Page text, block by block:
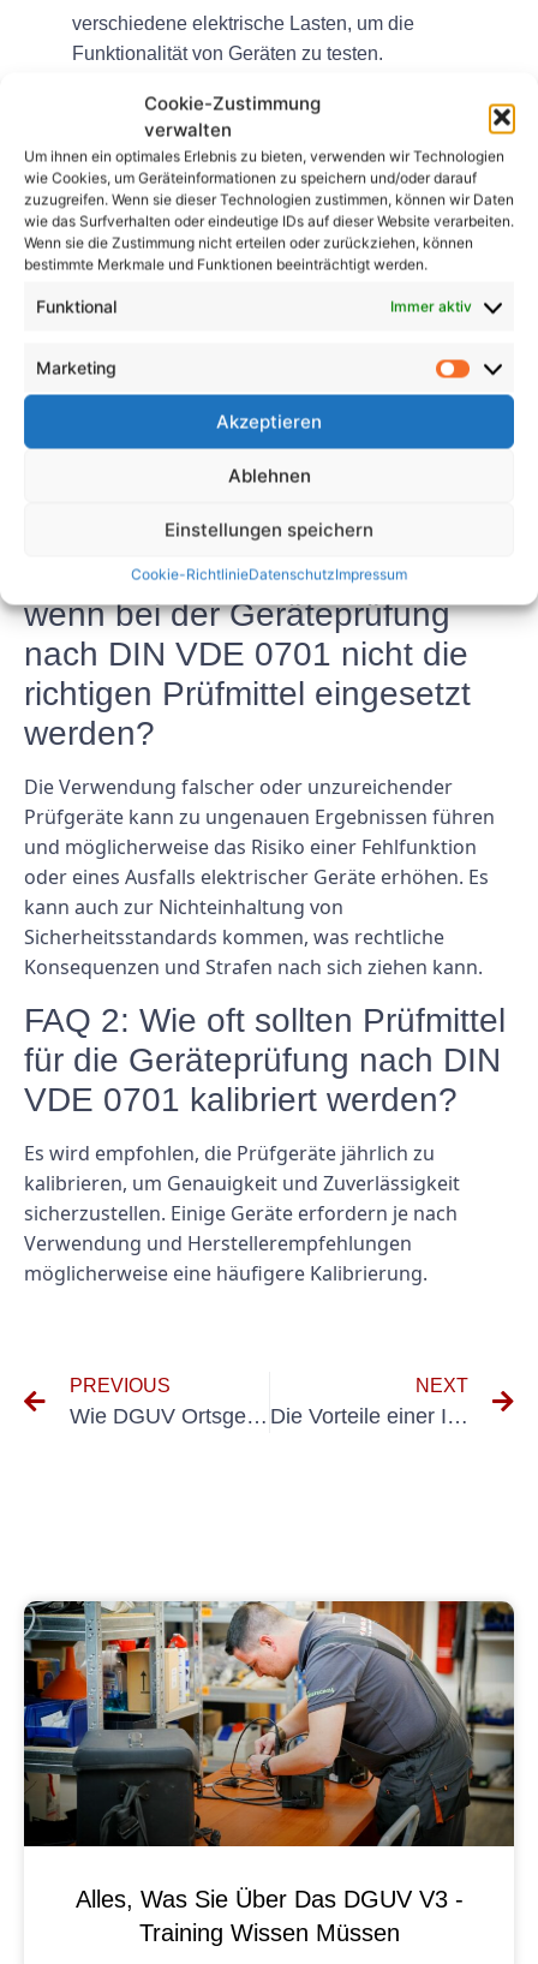
Cookie-Zustimmung
verwalten
Um ihnen ein optimales Erlebnis zu bieten, verwenden wir Technologien
wie Cookies, um Geräteinformationen zu speichern und/oder darauf
zuzugreifen. Wenn sie dieser Technologien zustimmen, können wir Daten
wie das Surfverhalten oder eindeutige IDs auf dieser Website verarbeiten.
Wenn sie die Zustimmung nicht erteilen oder zurückziehen, können
bestimmte Merkmale und Funktionen beeinträchtigt werden.
Funktional Immer aktiv
Marketing
Akzeptieren
Ablehnen
Einstellungen speichern
Cookie-RichtlinieDatenschutzImpressum
verschiedene elektrische Lasten, um die
Funktionalität von Geräten zu testen.
Testen tragbarer elektrischer Geräte auf Sicherheit
und Konformität verwendet.
Abschluss
Die Auswahl der richtigen Prüfgeräte für die
Geräteprüfung nach DIN VDE 0701 ist entscheidend
für die Gewährleistung der Sicherheit und
Berücksichtigung von Faktoren wie Genauigkeit,
Konformität, Funktionalität, Portabilität und
Benutzerfreundlichkeit können Sie die richtige
Ausrüstung für Ihre Testanforderungen auswählen.
FAQ 1: Welche Folgen hat es,
wenn bei der Geräteprüfung
nach DIN VDE 0701 nicht die
richtigen Prüfmittel eingesetzt
werden?
Die Verwendung falscher oder unzureichender
Prüfgeräte kann zu ungenauen Ergebnissen führen
und möglicherweise das Risiko einer Fehlfunktion
oder eines Ausfalls elektrischer Geräte erhöhen. Es
kann auch zur Nichteinhaltung von
Sicherheitsstandards kommen, was rechtliche
Konsequenzen und Strafen nach sich ziehen kann.
FAQ 2: Wie oft sollten Prüfmittel
für die Geräteprüfung nach DIN
VDE 0701 kalibriert werden?
Es wird empfohlen, die Prüfgeräte jährlich zu
kalibrieren, um Genauigkeit und Zuverlässigkeit
sicherzustellen. Einige Geräte erfordern je nach
Verwendung und Herstellerempfehlungen
möglicherweise eine häufigere Kalibrierung.
PREVIOUS
Wie DGUV Ortsgeste Geräte die Effizienz und Sicherheit am Arbeitsplatz verbessern können
NEXT
Die Vorteile einer Investition in Prüfung Elektrische Anlagen für Ihr Unternehmen
Alles, Was Sie Über Das DGUV V3 -
Training Wissen Müssen